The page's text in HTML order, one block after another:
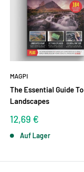
MAGPI
The Essential Guide To
Landscapes
Sonderpreis
12,69 €
Auf Lager